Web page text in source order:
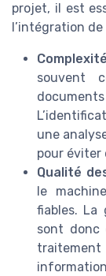
projet, il est
l’intégration
souvent
une
pour éviter
Qualité
le
fiables. La
sont donc